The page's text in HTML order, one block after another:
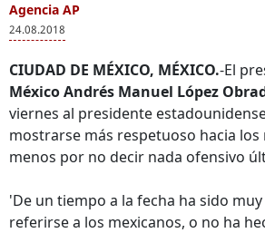
Agencia AP
24.08.2018
CIUDAD DE MÉXICO, MÉXICO.-El
México Andrés Manuel López
viernes al presidente
mostrarse más respetuoso hacia los
menos por no decir nada ofensivo
'De un tiempo a la fecha ha sido
referirse a los mexicanos, o no ha